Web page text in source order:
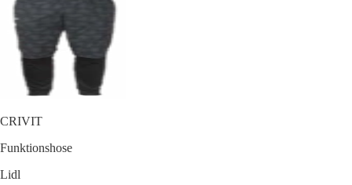
CRIVIT
Funktionshose
Lidl